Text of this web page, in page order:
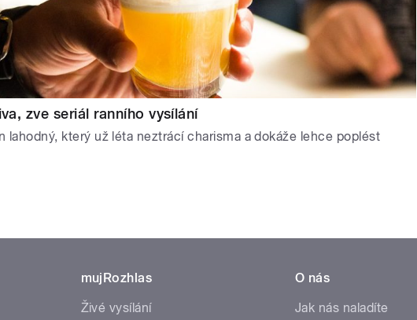
zve seriál ranního vysílání
lahodný, který už léta neztrácí charisma a dokáže lehce poplést
mujRozhlas
Živé vysílání
O nás
Jak nás naladíte